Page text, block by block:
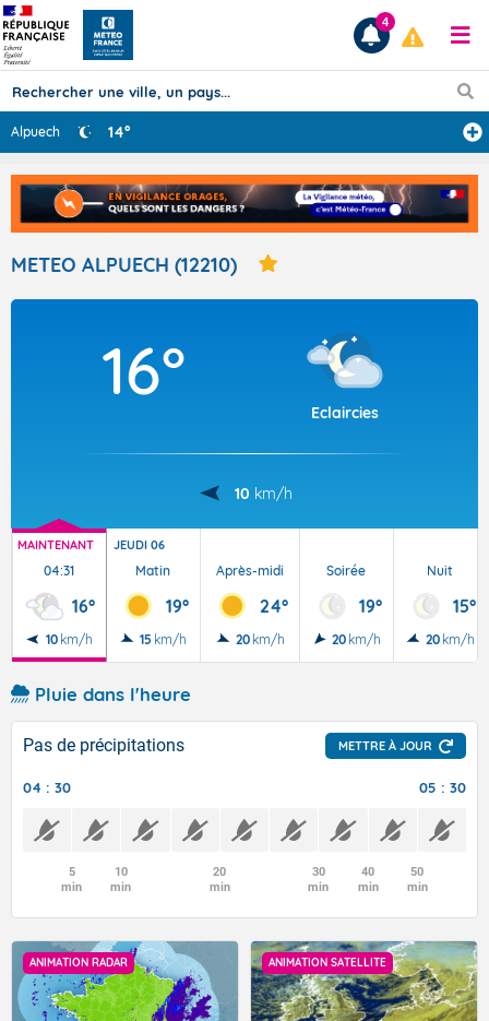
Prévisions
TOUS LES RÉSULTATS
Articles
4
Alpuech 14°
METEO ALPUECH (12210)
16°
Eclaircies
10 km/h
MAINTENANT
04:31
16°
10 km/h
JEUDI 06
Matin
19°
15 km/h
Après-midi
24°
20 km/h
Soirée
19°
20 km/h
Nuit
15°
20 km/h
Pluie dans l'heure
Pas de précipitations METTRE À JOUR
04 : 30 05 : 30
5
min
10
min
20
min
30
min
40
min
50
min
ANIMATION RADAR ANIMATION SATELLITE